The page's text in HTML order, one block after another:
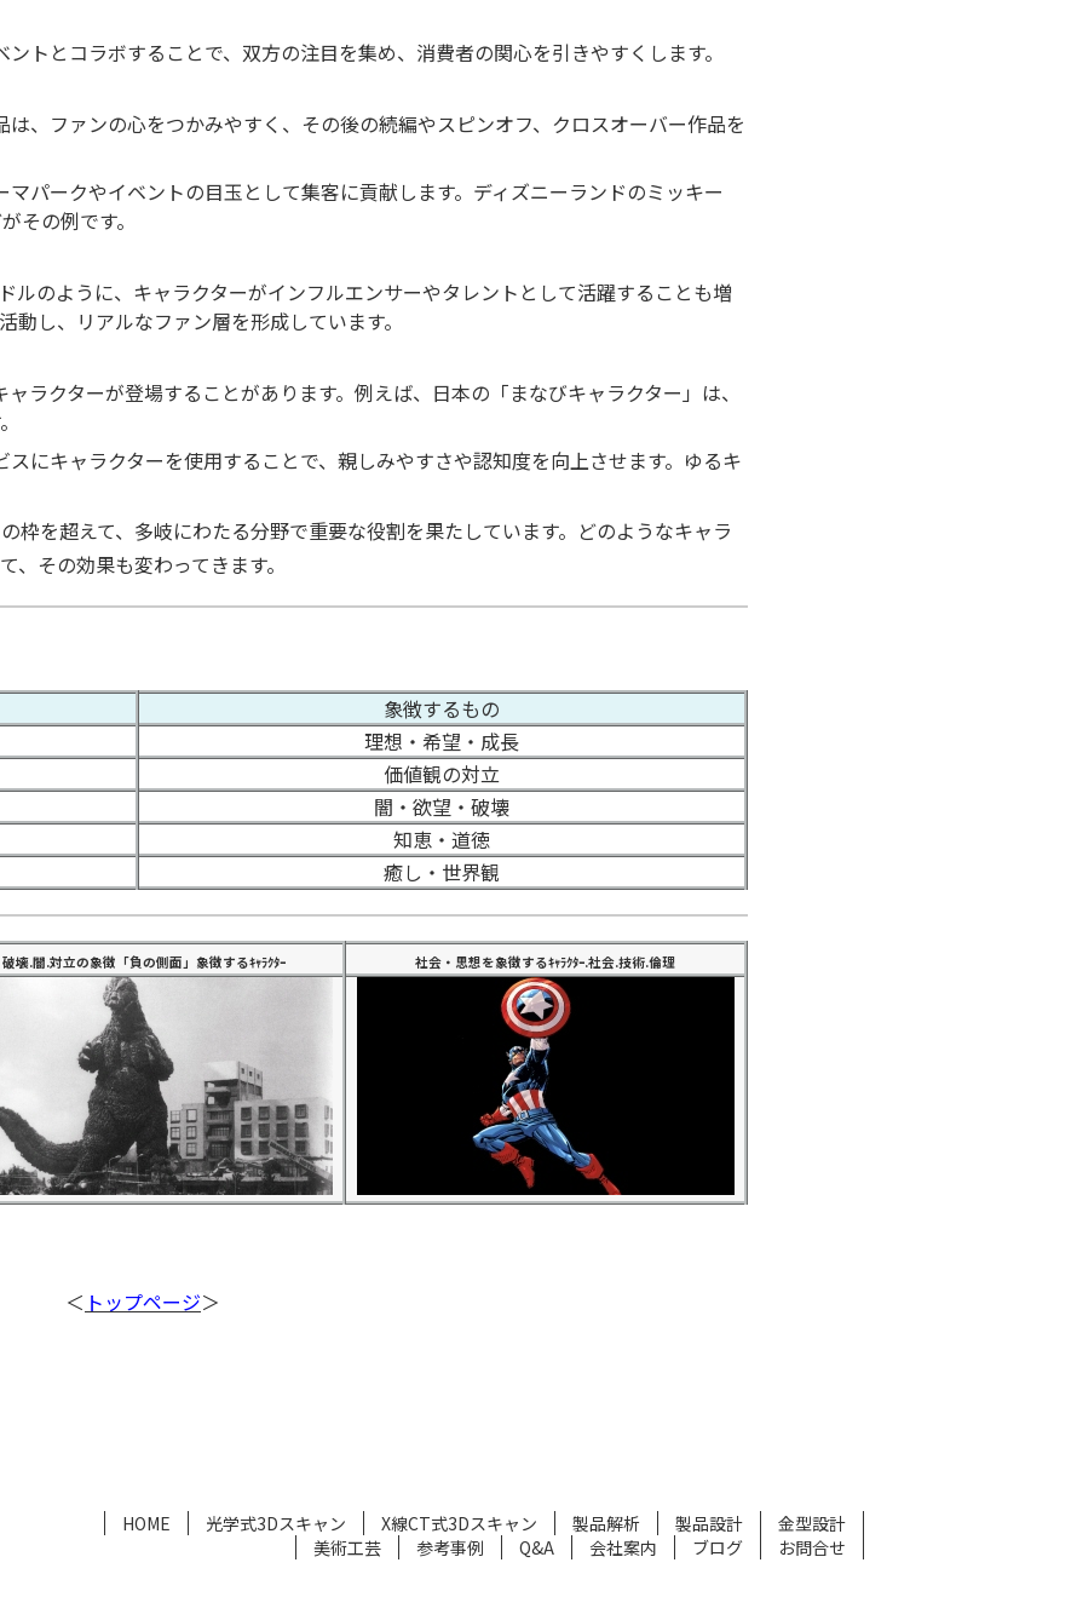
トとコラボすることで、双方の注目を集め、消費者の関心を引きやすくします。
は、ファンの心をつかみやすく、その後の続編やスピンオフ、クロスオーバー作品を
マパークやイベントの目玉として集客に貢献します。ディズニーランドのミッキー
その例です。
ルのように、キャラクターがインフルエンサーやタレントとして活躍することも増
し、リアルなファン層を形成しています。
ラクターが登場することがあります。例えば、日本の「まなびキャラクター」は、
スにキャラクターを使用することで、親しみやすさや認知度を向上させます。ゆるキ
枠を超えて、多岐にわたる分野で重要な役割を果たしています。どのようなキャラ
その効果も変わってきます。
象徴するもの
理想・希望・成長
価値観の対立
闇・欲望・破壊
知恵・道徳
癒し・世界観
破壊.闇.対立の象徴「負の側面」象徴するｷｬﾗｸﾀｰ 社会・思想を象徴するｷｬﾗｸﾀｰ.社会.技術.倫理
＜ トップページ＞
HOME 光学式3Dスキャン X線CT式3Dスキャン 製品解析 製品設計
金型設計
美術工芸
参考事例 Q&A 会社案内 ブログ お問合せ